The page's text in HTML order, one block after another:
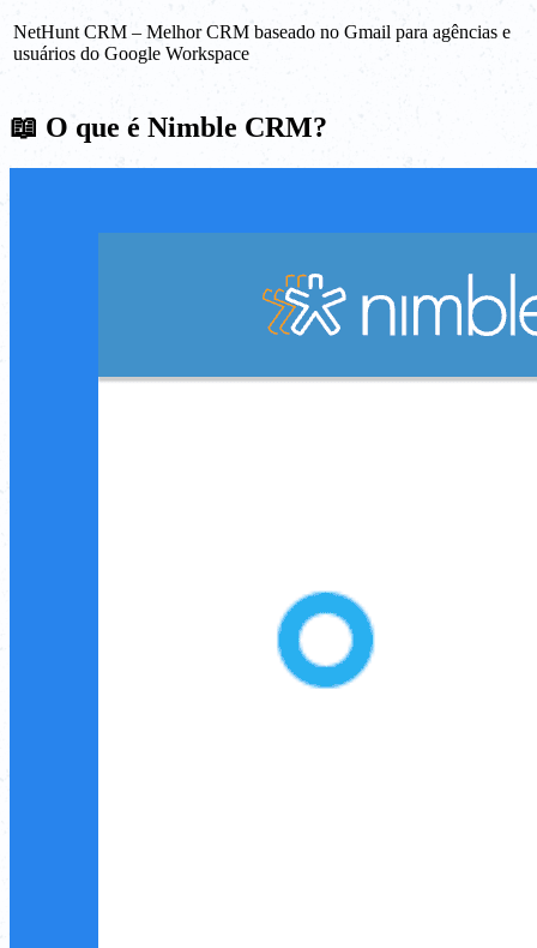
NetHunt CRM – Melhor CRM baseado no Gmail para agências e
usuários do Google Workspace
📖 O que é Nimble CRM?